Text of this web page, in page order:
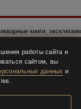
книги,
работы сайта и
сайтом, вы
данных и